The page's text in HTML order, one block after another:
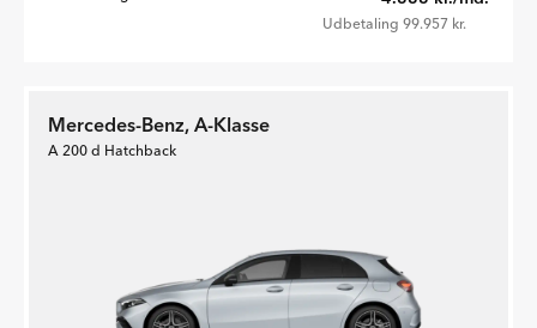
Udbetaling 99.957 kr.
Mercedes-Benz, A-Klasse
A 200 d Hatchback